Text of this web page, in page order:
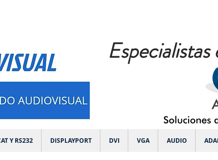
Y RS232 DISPLAYPORT DVI VGA AUDIO